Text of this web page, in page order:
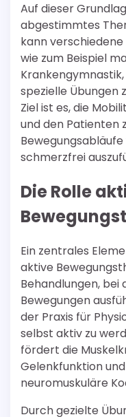
Auf dieser
abgestimmtes
kann
wie zum Beispiel
spezielle Übungen
Ziel ist es, die
und den Patienten
schmerzfrei
Die Rolle
Ein zentrales
aktive
Behandlungen, bei
Bewegungen
der Praxis für
selbst aktiv zu
fördert die
Gelenkfunktion
neuromuskuläre
Durch gezielte